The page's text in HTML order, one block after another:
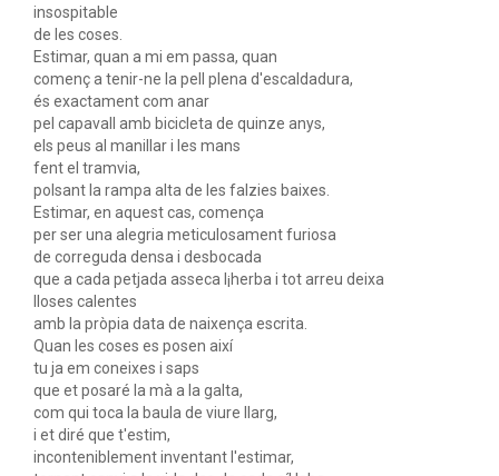
insospitable
de les coses.
Estimar, quan a mi em passa, quan
començ a tenir-ne la pell plena d'escaldadura,
és exactament com anar
pel capavall amb bicicleta de quinze anys,
els peus al manillar i les mans
fent el tramvia,
polsant la rampa alta de les falzies baixes.
Estimar, en aquest cas, comença
per ser una alegria meticulosament furiosa
de correguda densa i desbocada
que a cada petjada asseca l¡herba i tot arreu deixa
lloses calentes
amb la pròpia data de naixença escrita.
Quan les coses es posen així
tu ja em coneixes i saps
que et posaré la mà a la galta,
com qui toca la baula de viure llarg,
i et diré que t'estim,
inconteniblement inventant l'estimar,